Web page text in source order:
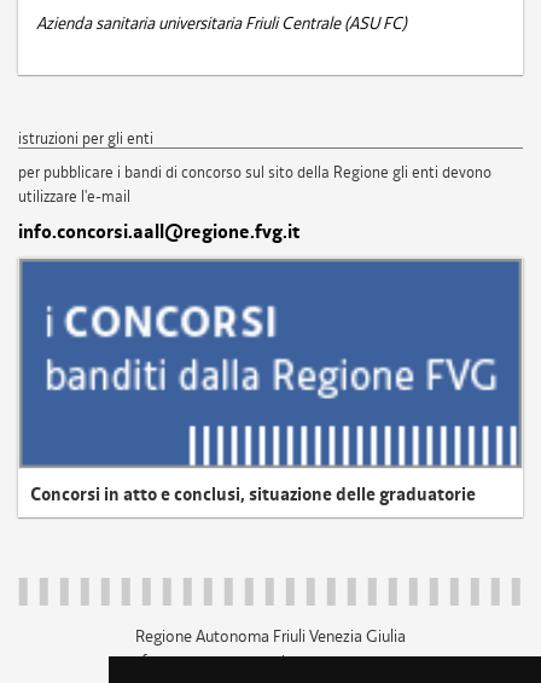
Azienda sanitaria universitaria Friuli Centrale (ASU FC)
istruzioni per gli enti
per pubblicare i bandi di concorso sul sito della Regione gli enti devono
utilizzare l'e-mail
info.concorsi.aall@regione.fvg.it
Concorsi in atto e conclusi, situazione delle graduatorie
Regione Autonoma Friuli Venezia Giulia
c.f. 80014930327; p.iva 00526040324